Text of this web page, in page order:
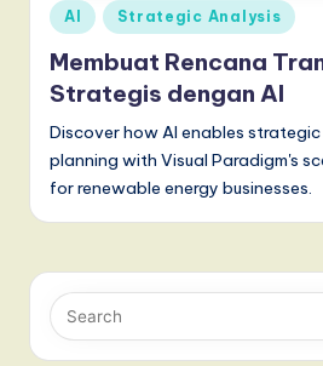
e
a
n
d
D
i
g
it
Posted
in
AI Strategic Analysis
Membuat Rencana
Strategis dengan AI
Discover how AI enables
planning with Visual Paradigm's
for renewable energy businesses.